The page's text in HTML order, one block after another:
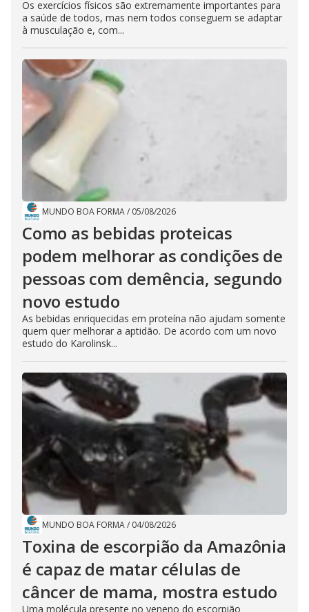
Os exercícios físicos são extremamente importantes para
a saúde de todos, mas nem todos conseguem se adaptar
à musculação e, com...
MUNDO BOA FORMA/ 05/08/2026
Como as bebidas proteicas
podem melhorar as condições de
pessoas com demência, segundo
novo estudo
As bebidas enriquecidas em proteína não ajudam somente
quem quer melhorar a aptidão. De acordo com um novo
estudo do Karolinsk...
MUNDO BOA FORMA/ 04/08/2026
Toxina de escorpião da Amazônia
é capaz de matar células de
câncer de mama, mostra estudo
Uma molécula presente no veneno do escorpião